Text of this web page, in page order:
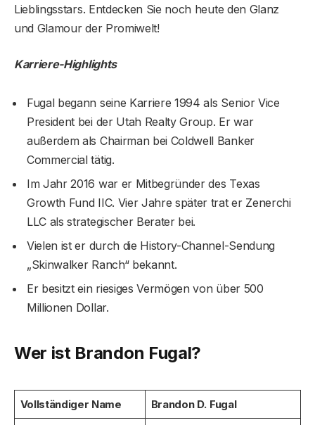
Lieblingsstars. Entdecken Sie noch heute den Glanz
und Glamour der Promiwelt!
Karriere-Highlights
Fugal begann seine Karriere 1994 als Senior Vice
President bei der Utah Realty Group. Er war
außerdem als Chairman bei Coldwell Banker
Commercial tätig.
Im Jahr 2016 war er Mitbegründer des Texas
Growth Fund IIC. Vier Jahre später trat er Zenerchi
LLC als strategischer Berater bei.
Vielen ist er durch die History-Channel-Sendung
„Skinwalker Ranch“ bekannt.
Er besitzt ein riesiges Vermögen von über 500
Millionen Dollar.
Wer ist Brandon Fugal?
Vollständiger Name Brandon D. Fugal